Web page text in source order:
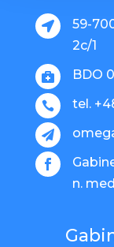

59-
2c/1
 BDO
 tel.


n.